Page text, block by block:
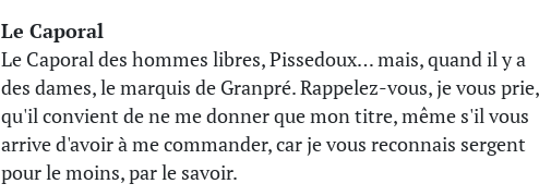
Le Caporal
Le Caporal des hommes libres, Pissedoux… mais, quand il y a
des dames, le marquis de Granpré. Rappelez-vous, je vous prie,
qu'il convient de ne me donner que mon titre, même s'il vous
arrive d'avoir à me commander, car je vous reconnais sergent
pour le moins, par le savoir.